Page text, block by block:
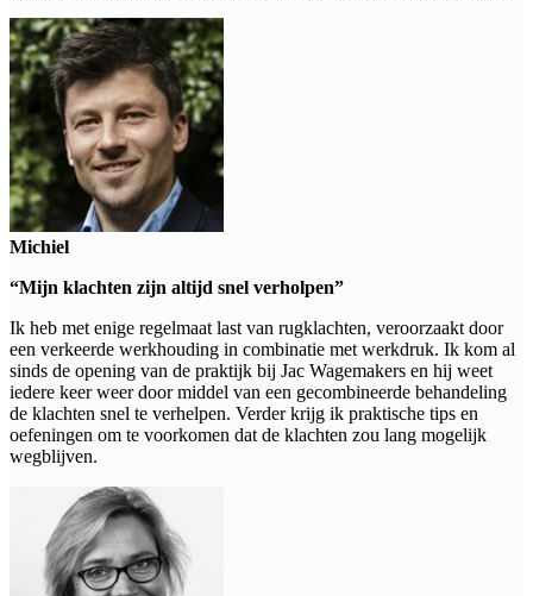
Michiel
“Mijn klachten zijn altijd snel verholpen”
Ik heb met enige regelmaat last van rugklachten, veroorzaakt door
een verkeerde werkhouding in combinatie met werkdruk. Ik kom al
sinds de opening van de praktijk bij Jac Wagemakers en hij weet
iedere keer weer door middel van een gecombineerde behandeling
de klachten snel te verhelpen. Verder krijg ik praktische tips en
oefeningen om te voorkomen dat de klachten zou lang mogelijk
wegblijven.